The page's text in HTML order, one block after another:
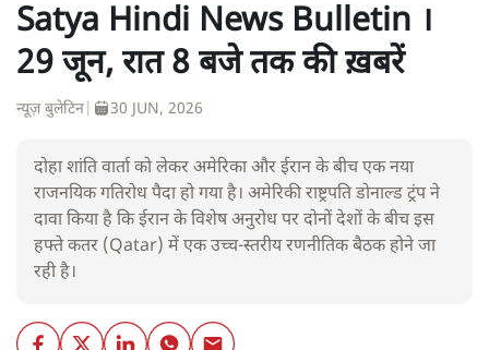
Satya Hindi News Bulletin ।
29 जून, रात 8 बजे तक की ख़बरें
न्यूज़ बुलेटिन 30 JUN, 2026
दोहा शांति वार्ता को लेकर अमेरिका और ईरान के बीच एक नया
राजनयिक गतिरोध पैदा हो गया है। अमेरिकी राष्ट्रपति डोनाल्ड ट्रंप ने
दावा किया है कि ईरान के विशेष अनुरोध पर दोनों देशों के बीच इस
हफ्ते कतर (Qatar) में एक उच्च-स्तरीय रणनीतिक बैठक होने जा
रही है।